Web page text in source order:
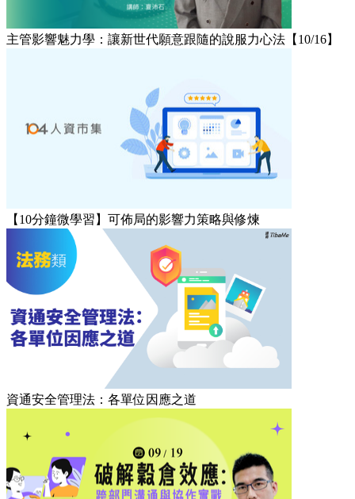
主管影響魅力學：讓新世代願意跟隨的說服力心法【10/16】
【10分鐘微學習】可佈局的影響力策略與修煉
資通安全管理法：各單位因應之道